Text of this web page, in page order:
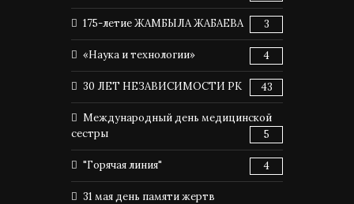
175-летие ЖАМБЫЛА ЖАБАЕВА 3
«Наука и технологии» 4
30 ЛЕТ НЕЗАВИСИМОСТИ РК 43
Международный день медицинской
сестры
5
"Горячая линия" 4
31 мая день памяти жертв